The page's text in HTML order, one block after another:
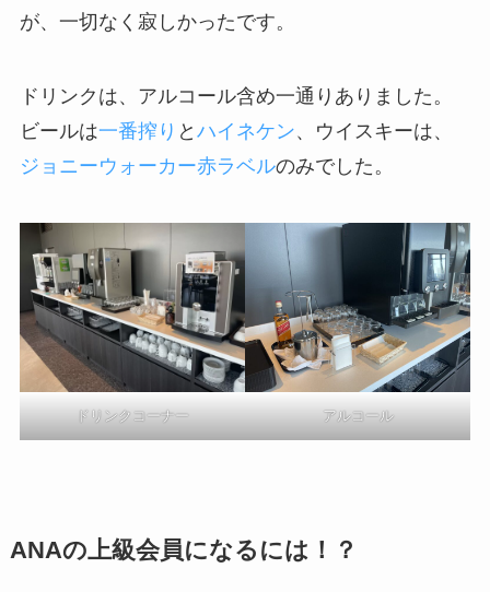
が、一切なく寂しかったです。
ドリンクは、アルコール含め一通りありました。
ビールは一番搾り と ハイネケン、ウイスキーは、
ジョニーウォーカー赤ラベルのみでした。
ドリンクコーナー アルコール
ANAの上級会員になるには！？